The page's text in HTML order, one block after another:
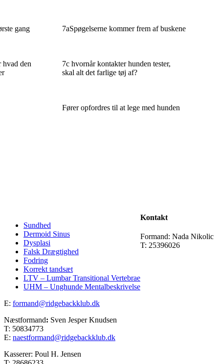
gang 7aSpøgelserne kommer frem af buskene
hvad den
7c hvornår kontakter hunden tester,
skal alt det farlige tøj af?
Fører opfordres til at lege med hunden
Sundhed
Dermoid Sinus
Dysplasi
Falsk Drægtighed
Fodring
Korrekt tandsæt
LTV – Lumbar Transitional Vertebrae
UHM – Unghunde Mentalbeskrivelse
Kontakt
Formand: Nada Nikolic
T: 25396026
E: formand@ridgebackklub.dk
Næstformand: Sven Jesper Knudsen
T: 50834773
E: naestformand@ridgebackklub.dk
Kasserer: Poul H. Jensen